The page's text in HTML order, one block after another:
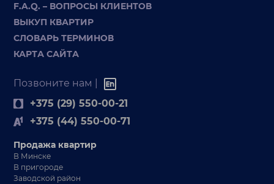
F.A.Q. – ВОПРОСЫ КЛИЕНТОВ
ВЫКУП КВАРТИР
СЛОВАРЬ ТЕРМИНОВ
КАРТА САЙТА
Позвоните нам |
+375 (29) 550-00-21
+375 (44) 550-00-71
Продажа квартир
В Минске
В пригороде
Заводской район